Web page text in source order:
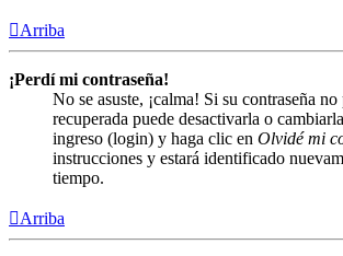
Arriba
¡Perdí mi contraseña!
No se asuste, ¡calma! Si su contraseña no
recuperada puede desactivarla o
ingreso (login) y haga clic en Olvidé mi
instrucciones y estará identificado
tiempo.
Arriba